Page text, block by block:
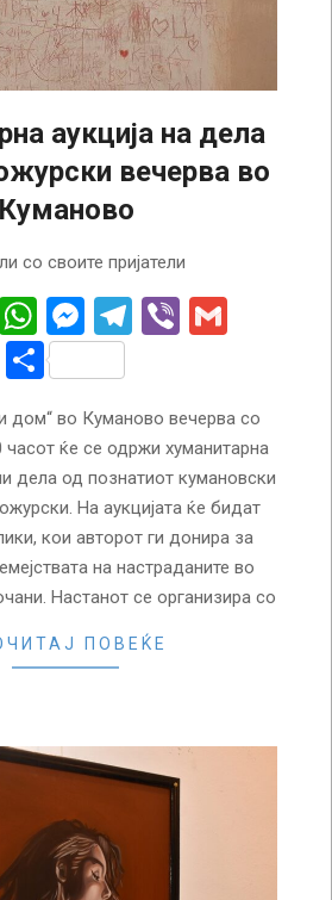
аукција на дела
вечерва во
Куманово
со своите пријатели
Twitter
WhatsApp
Messenger
Telegram
Viber
Share
дом“ во Куманово вечерва со
часот ќе се одржи хуманитарна
дела од познатиот кумановски
На аукцијата ќе бидат
кои авторот ги донира за
на настраданите во
Настанот се организира со
ПОВЕЌЕ